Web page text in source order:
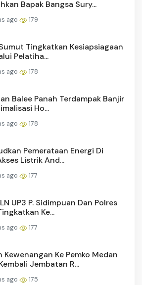
Bapak Bangsa Sury...
ago 179
Tingkatkan Kesiapsiagaan
Pelatiha...
ago 178
Balee Panah Terdampak Banjir
Ho...
ago 178
Pemerataan Energi Di
Listrik And...
ago 177
UP3 P. Sidimpuan Dan Polres
Ke...
ago 177
Kewenangan Ke Pemko Medan
Jembatan R...
ago 175